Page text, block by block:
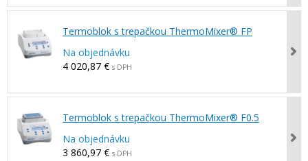
Termoblok s trepačkou ThermoMixer® FP
Na objednávku
4 020,87 € s DPH
Termoblok s trepačkou ThermoMixer® F0.5
Na objednávku
3 860,97 € s DPH